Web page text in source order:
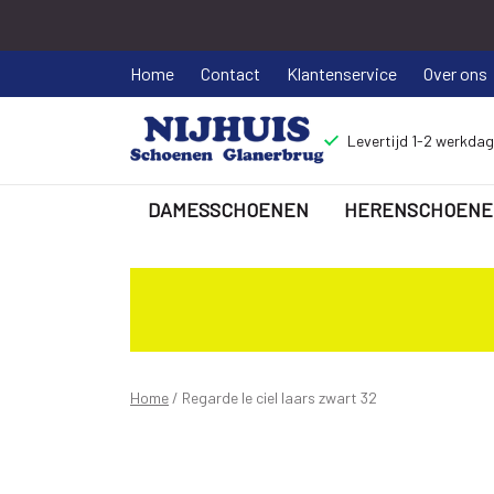
Home Contact Klantenservice Over ons
Levertijd 1-2
DAMESSCHOENEN
Regarde
Home Regarde le ciel laars zwart 32